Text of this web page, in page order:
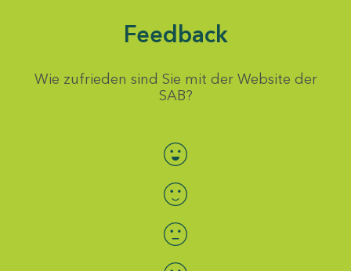
Feedback
Wie zufrieden sind Sie mit der Website der
SAB?
Bewertung auswählen